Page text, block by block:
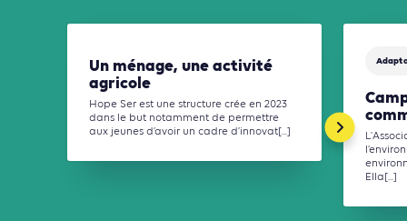
Un ménage, une activité
agricole
Hope Ser est une structure crée en 2023
dans le but notamment de permettre
aux jeunes d’avoir un cadre d’innovat[...]
Ella[...]